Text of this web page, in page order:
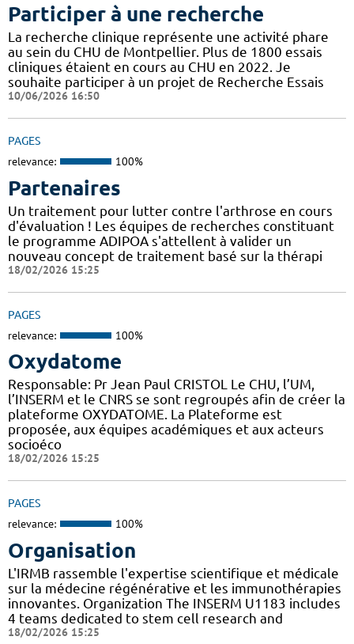
Participer à une recherche
La recherche clinique représente une activité phare
au sein du CHU de Montpellier. Plus de 1800 essais
cliniques étaient en cours au CHU en 2022. Je
souhaite participer à un projet de Recherche Essais
10/06/2026 16:50
PAGES
relevance: 100%
Partenaires
Un traitement pour lutter contre l'arthrose en cours
d'évaluation ! Les équipes de recherches constituant
le programme ADIPOA s'attellent à valider un
nouveau concept de traitement basé sur la thérapi
18/02/2026 15:25
PAGES
relevance: 100%
Oxydatome
Responsable: Pr Jean Paul CRISTOL Le CHU, l’UM,
l’INSERM et le CNRS se sont regroupés afin de créer la
plateforme OXYDATOME. La Plateforme est
proposée, aux équipes académiques et aux acteurs
socioéco
18/02/2026 15:25
PAGES
relevance: 100%
Organisation
L'IRMB rassemble l'expertise scientifique et médicale
sur la médecine régénérative et les immunothérapies
innovantes. Organization The INSERM U1183 includes
4 teams dedicated to stem cell research and
18/02/2026 15:25